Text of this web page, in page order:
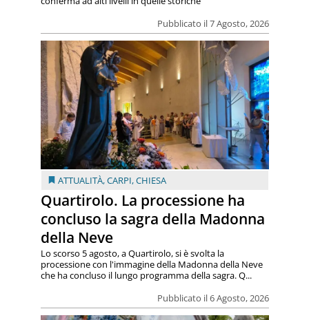
Pubblicato il 7 Agosto, 2026
ATTUALITÀ,CARPI,CHIESA
Quartirolo. La processione ha
concluso la sagra della Madonna
della Neve
Pubblicato il 6 Agosto, 2026
Lo scorso 5 agosto, a Quartirolo, si è svolta la
processione con l'immagine della Madonna della Neve
che ha concluso il lungo programma della sagra. Q...